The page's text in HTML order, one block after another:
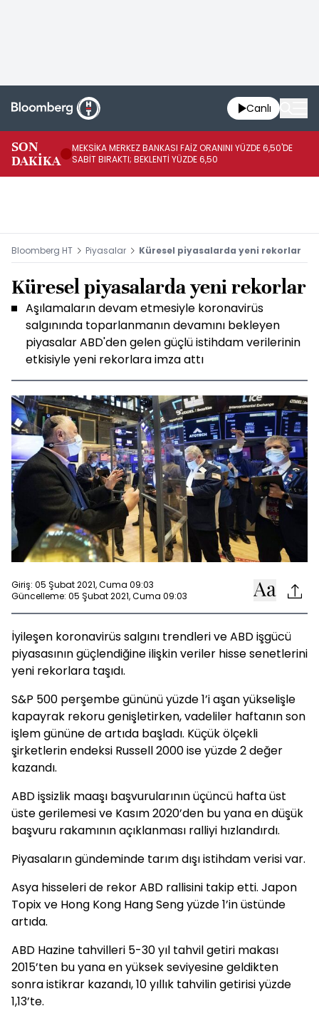
Canlı
SON
DAKİKA
MEKSİKA MERKEZ BANKASI FAİZ ORANINI YÜZDE 6,50'DE
SABİT BIRAKTI; BEKLENTİ YÜZDE 6,50
Bloomberg HT Piyasalar Küresel piyasalarda yeni rekorlar
Küresel piyasalarda yeni rekorlar
Aşılamaların devam etmesiyle koronavirüs
salgınında toparlanmanın devamını bekleyen
piyasalar ABD'den gelen güçlü istihdam verilerinin
etkisiyle yeni rekorlara imza attı
Giriş: 05 Şubat 2021, Cuma 09:03
Güncelleme: 05 Şubat 2021, Cuma 09:03
İyileşen koronavirüs salgını trendleri ve ABD işgücü
piyasasının güçlendiğine ilişkin veriler hisse senetlerini
yeni rekorlara taşıdı.
S&P 500 perşembe gününü yüzde 1’i aşan yükselişle
kapayrak rekoru genişletirken, vadeliler haftanın son
işlem gününe de artıda başladı. Küçük ölçekli
şirketlerin endeksi Russell 2000 ise yüzde 2 değer
kazandı.
ABD işsizlik maaşı başvurularının üçüncü hafta üst
üste gerilemesi ve Kasım 2020’den bu yana en düşük
başvuru rakamının açıklanması ralliyi hızlandırdı.
Piyasaların gündeminde tarım dışı istihdam verisi var.
Asya hisseleri de rekor ABD rallisini takip etti. Japon
Topix ve Hong Kong Hang Seng yüzde 1’in üstünde
artıda.
ABD Hazine tahvilleri 5-30 yıl tahvil getiri makası
2015’ten bu yana en yüksek seviyesine geldikten
sonra istikrar kazandı, 10 yıllık tahvilin getirisi yüzde
1,13’te.